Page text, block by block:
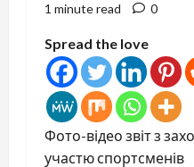
1 minute read
0
Spread the love
Фото-відео звіт з
участю спортсменів